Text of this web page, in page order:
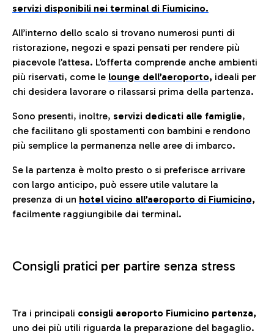
servizi disponibili nei terminal di Fiumicino.
All’interno dello scalo si trovano numerosi punti di
ristorazione, negozi e spazi pensati per rendere più
piacevole l’attesa. L’offerta comprende anche ambienti
più riservati, come le lounge dell’aeroporto, ideali per
chi desidera lavorare o rilassarsi prima della partenza.
Sono presenti, inoltre, servizi dedicati alle famiglie,
che facilitano gli spostamenti con bambini e rendono
più semplice la permanenza nelle aree di imbarco.
Se la partenza è molto presto o si preferisce arrivare
con largo anticipo, può essere utile valutare la
presenza di un hotel vicino all’aeroporto di Fiumicino,
facilmente raggiungibile dai terminal.
Consigli pratici per partire senza stress
Tra i principali consigli aeroporto Fiumicino partenza,
uno dei più utili riguarda la preparazione del bagaglio.